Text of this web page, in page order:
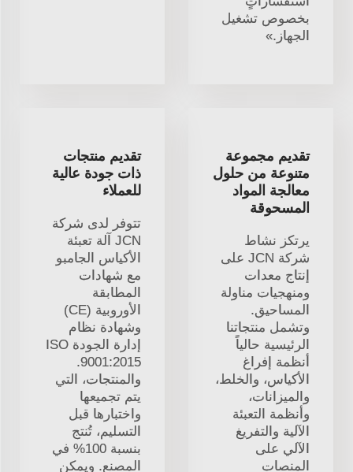
بخصوص تشغيل
الجهاز.»
تقديم مجموعة
متنوعة من حلول
معالجة المواد
المسحوقة
يرتكز نشاط
شركة JCN على
إنتاج معدات
ومنهجيات مناولة
المساحيق.
وتشمل منتجاتنا
الرئيسية حالياً
أنظمة إفراغ
الأكياس، والخلط،
والميزانات،
وأنظمة التعبئة
الآلية والتفريغ
الآلي على
المنصات
تقديم منتجات
ذات جودة عالية
للعملاء
تتوفر لدى شركة
JCN آلة تعبئة
الأكياس الجامبو
مع شهادات
المطابقة
الأوروبية (CE)
وشهادة نظام
إدارة الجودة ISO
9001:2015.
والمنتجات، التي
يتم تجميعها
واختبارها قبل
التسليم، تُنتج
بنسبة 100% في
المصنع. ويمكن